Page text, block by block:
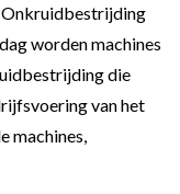
Onkruidbestrijding
worden machines
die
van het
machines,